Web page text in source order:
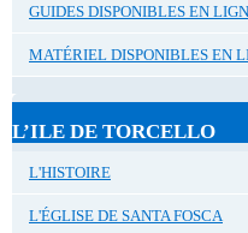
GUIDES DISPONIBLES EN
MATÉRIEL DISPONIBLES EN
L’ILE DE TORCELLO
L'HISTOIRE
L'ÉGLISE DE SANTA FOSCA